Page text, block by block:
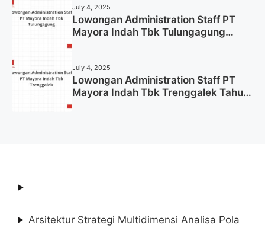
July 4, 2025
Lowongan Administration Staff PT
Mayora Indah Tbk Tulungagung
July 4, 2025
Lowongan Administration Staff PT
Mayora Indah Tbk Trenggalek Tahun
Arsitektur Strategi Multidimensi Analisa Pola